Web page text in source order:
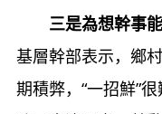
三是為想幹事
基層幹部表示，鄉
期積弊，“一招鮮”